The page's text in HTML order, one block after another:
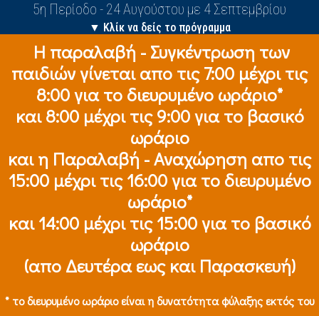
5η Περίοδο - 24 Αυγούστου με 4 Σεπτεμβρίου
▼ Κλίκ να δείς το πρόγραμμα
Η παραλαβή - Συγκέντρωση των
παιδιών γίνεται απο τις 7:00 μέχρι τις
8:00 για το διευρυμένο ωράριο*
και 8:00 μέχρι τις 9:00 για το βασικό
ωράριο
και η Παραλαβή - Αναχώρηση απο τις
15:00 μέχρι τις 16:00 για το διευρυμένο
ωράριο*
και 14:00 μέχρι τις 15:00 για το βασικό
ωράριο
(απο Δευτέρα εως και Παρασκευή)
* το διευρυμένο ωράριο είναι η δυνατότητα φύλαξης εκτός του